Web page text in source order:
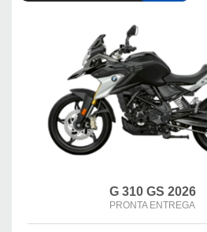
G 310 GS 2026
PRONTA ENTREGA